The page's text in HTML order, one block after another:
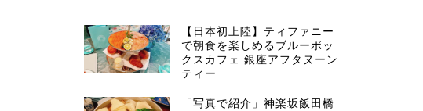
【日本初上陸】ティファニー
で朝食を楽しめるブルーボッ
クスカフェ 銀座アフタヌーン
ティー
「写真で紹介」神楽坂飯田橋